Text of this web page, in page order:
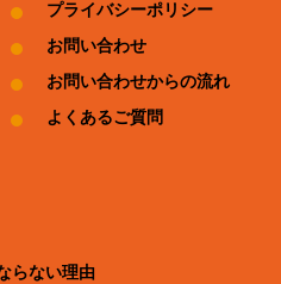
プライバシーポリシー
お問い合わせ
お問い合わせからの流れ
よくあるご質問
らない理由